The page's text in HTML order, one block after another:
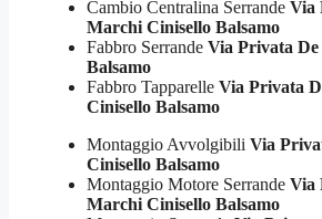
Cambio Centralina Serrande Via
Marchi Cinisello Balsamo
Fabbro Serrande Via Privata
Balsamo
Fabbro Tapparelle Via Privata
Cinisello Balsamo
Montaggio Avvolgibili Via
Cinisello Balsamo
Montaggio Motore Serrande Via
Marchi Cinisello Balsamo